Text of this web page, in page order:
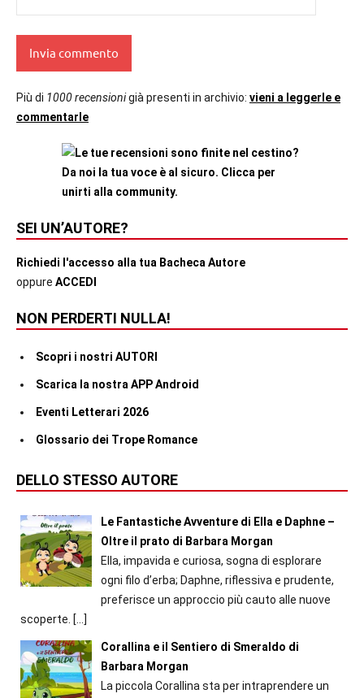
Più di 1000 recensionigià presenti in archivio: vieni a leggerle e
commentarle
SEI UN’AUTORE?
Richiedi l'accesso alla tua Bacheca Autore
oppure ACCEDI
NON PERDERTI NULLA!
Scopri i nostri AUTORI
Scarica la nostra APP Android
Eventi Letterari 2026
Glossario dei Trope Romance
DELLO STESSO AUTORE
Le Fantastiche Avventure di Ella e Daphne –
Oltre il prato di Barbara Morgan
Ella, impavida e curiosa, sogna di esplorare
ogni filo d’erba; Daphne, riflessiva e prudente,
preferisce un approccio più cauto alle nuove
scoperte. […]
Corallina e il Sentiero di Smeraldo di
Barbara Morgan
La piccola Corallina sta per intraprendere un